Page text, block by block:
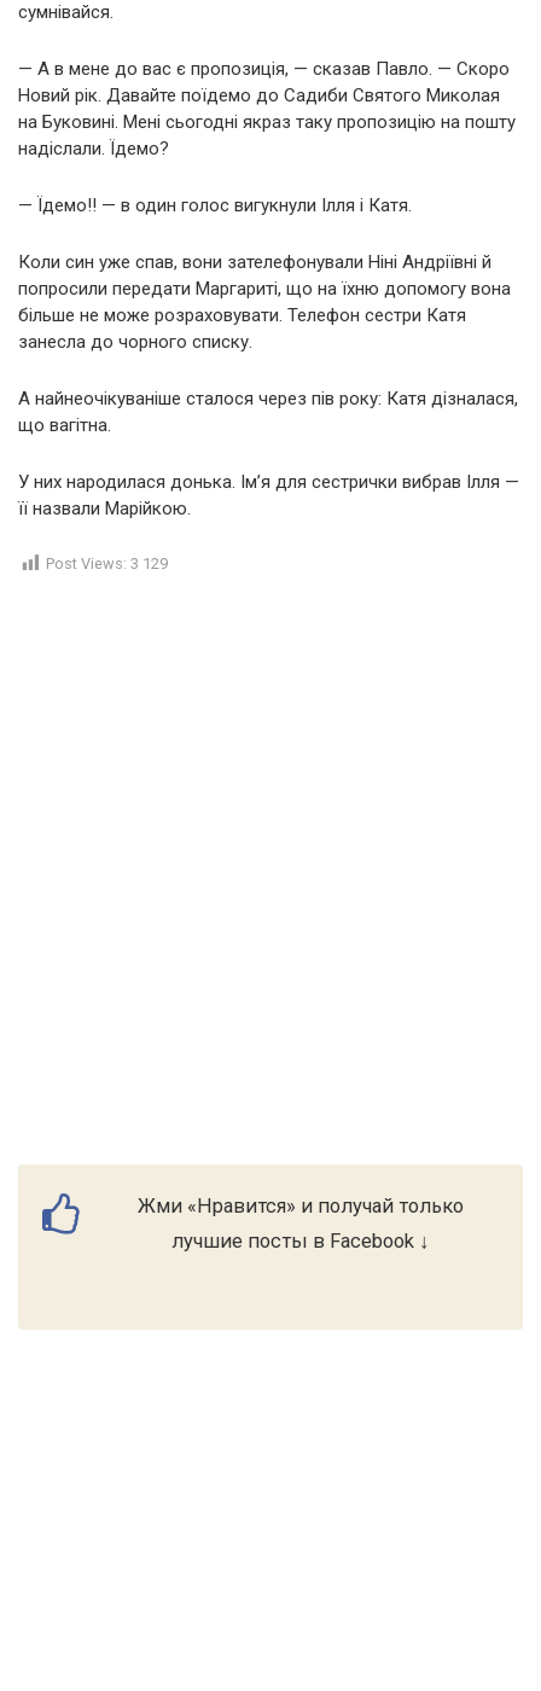
сумнівайся.
— А в мене до вас є пропозиція, — сказав Павло. — Скоро
Новий рік. Давайте поїдемо до Садиби Святого Миколая
на Буковині. Мені сьогодні якраз таку пропозицію на пошту
надіслали. Їдемо?
— Їдемо!! — в один голос вигукнули Ілля і Катя.
Коли син уже спав, вони зателефонували Ніні Андріївні й
попросили передати Маргариті, що на їхню допомогу вона
більше не може розраховувати. Телефон сестри Катя
занесла до чорного списку.
А найнеочікуваніше сталося через пів року: Катя дізналася,
що вагітна.
У них народилася донька. Ім’я для сестрички вибрав Ілля —
її назвали Марійкою.
Post Views: 3 129
Жми «Нравится» и получай только
лучшие посты в Facebook ↓